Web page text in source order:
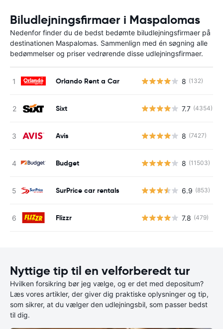
Biludlejningsfirmaer i Maspalomas
Nedenfor finder du de bedst bedømte biludlejningsfirmaer på
destinationen Maspalomas. Sammenlign med én søgning alle
bedømmelser og priser vedrørende disse udlejningsfirmaer.
Orlando Rent a Car 8 (132)
Sixt 7.7 (4354)
Avis 8 (7427)
Budget 8 (11503)
SurPrice car rentals 6.9 (853)
Flizzr 7.8 (479)
Nyttige tip til en velforberedt tur
Hvilken forsikring bør jeg vælge, og er det med depositum?
Læs vores artikler, der giver dig praktiske oplysninger og tip,
som sikrer, at du vælger den udlejningsbil, som passer bedst
til dig.